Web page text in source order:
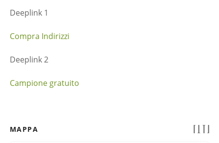
Deeplink 1
Compra Indirizzi
Deeplink 2
Campione gratuito
MAPPA